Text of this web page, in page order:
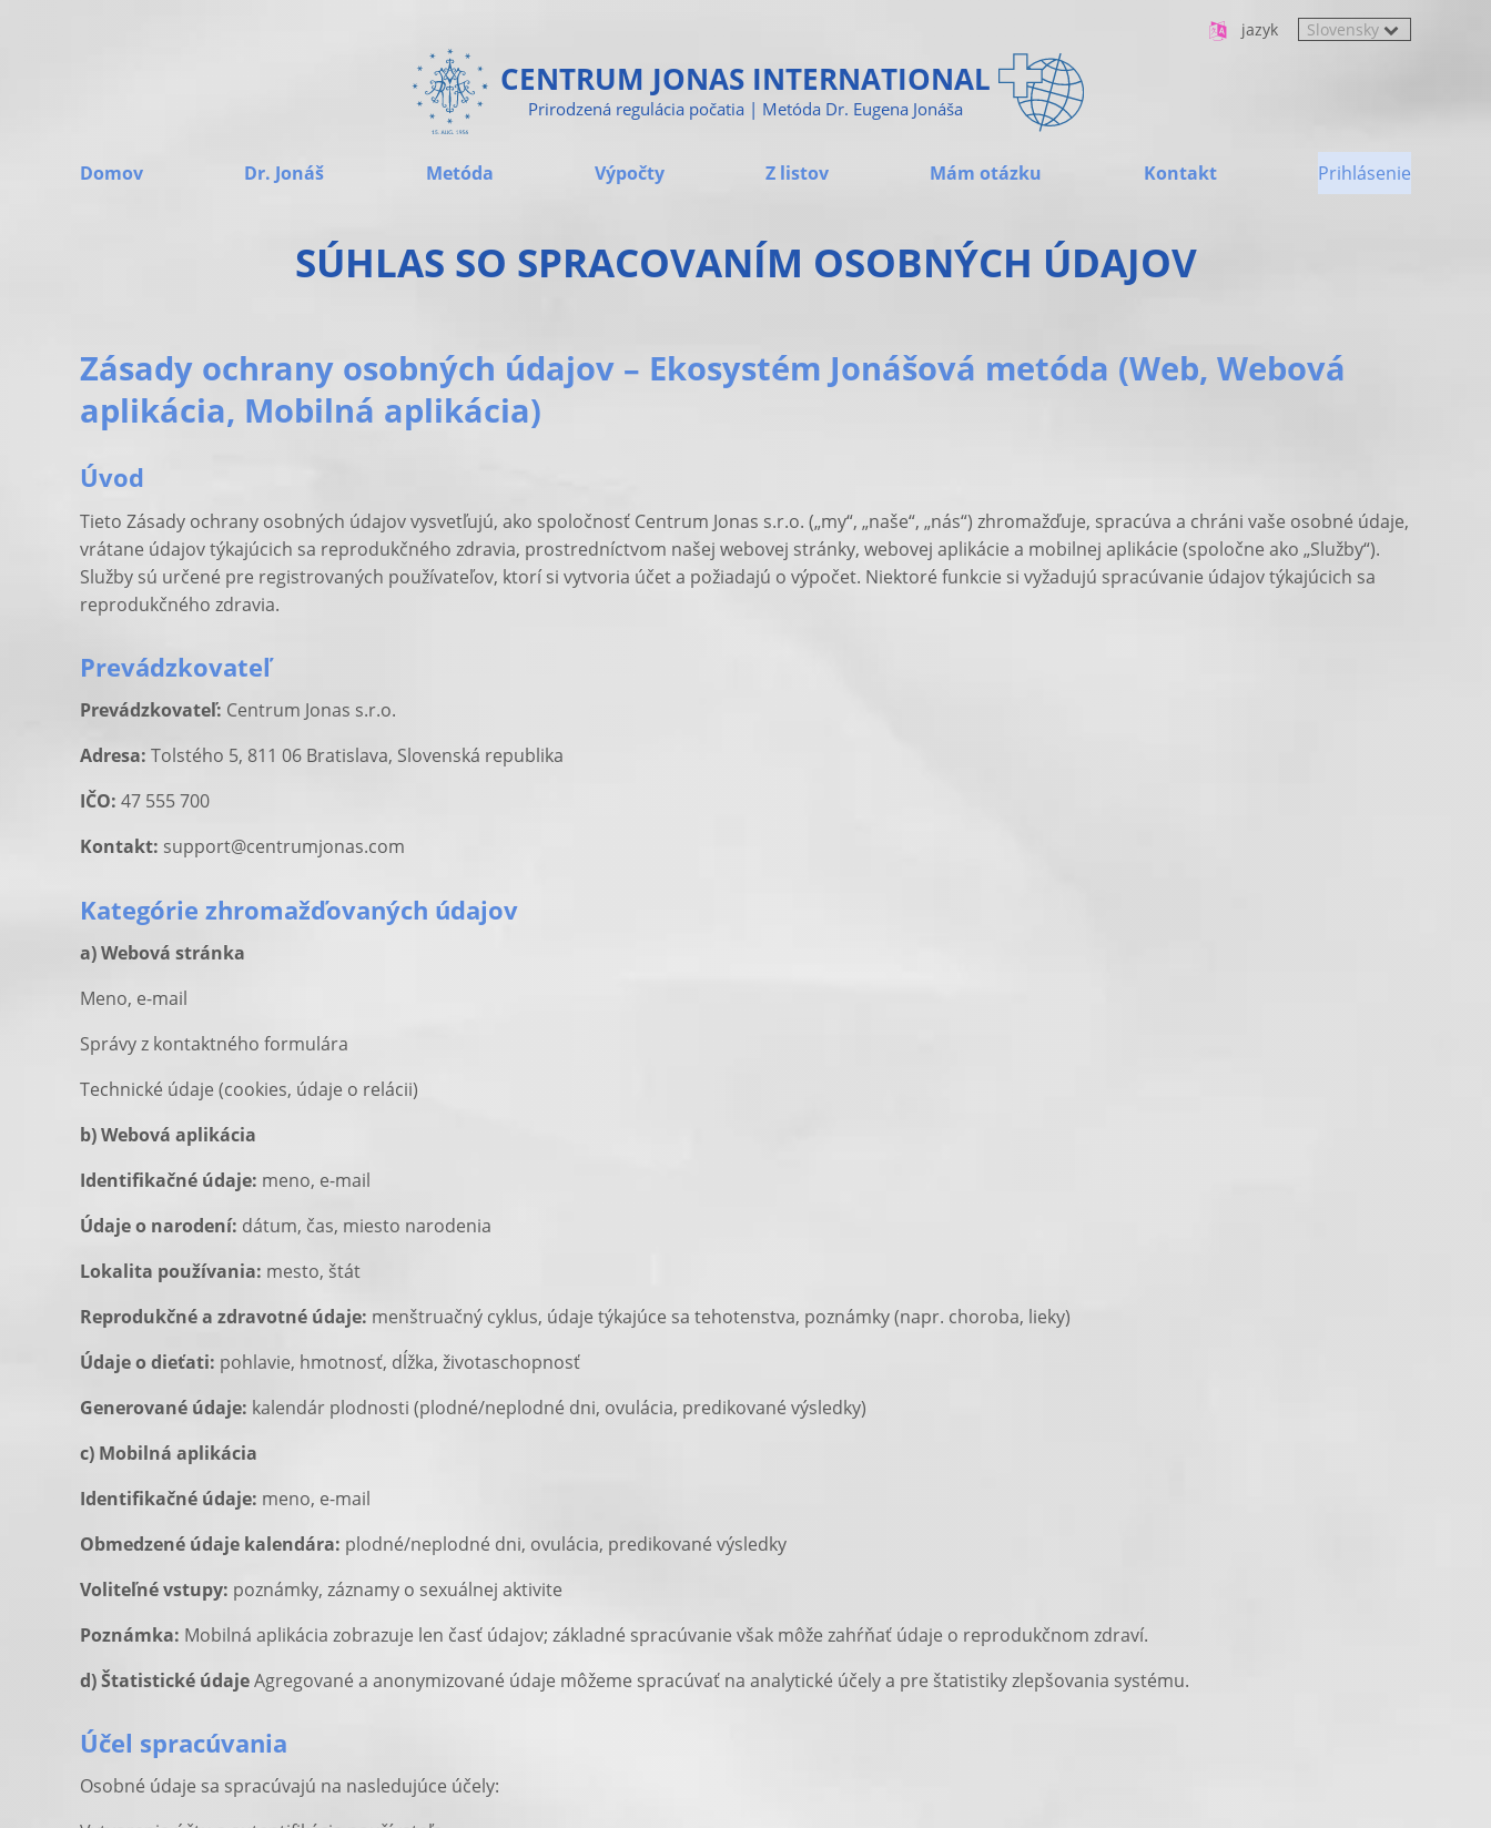
jazyk
CENTRUM JONAS INTERNATIONAL
Prirodzená regulácia počatia | Metóda Dr. Eugena Jonáša
Domov Dr. Jonáš Metóda Výpočty Z listov Mám otázku Kontakt Prihlásenie
SÚHLAS SO SPRACOVANÍM OSOBNÝCH ÚDAJOV
Zásady ochrany osobných údajov – Ekosystém Jonášová metóda (Web, Webová
aplikácia, Mobilná aplikácia)
Úvod
Tieto Zásady ochrany osobných údajov vysvetľujú, ako spoločnosť Centrum Jonas s.r.o. („my“, „naše“, „nás“) zhromažďuje, spracúva a chráni vaše osobné údaje,
vrátane údajov týkajúcich sa reprodukčného zdravia, prostredníctvom našej webovej stránky, webovej aplikácie a mobilnej aplikácie (spoločne ako „Služby“).
Služby sú určené pre registrovaných používateľov, ktorí si vytvoria účet a požiadajú o výpočet. Niektoré funkcie si vyžadujú spracúvanie údajov týkajúcich sa
reprodukčného zdravia.
Prevádzkovateľ
Prevádzkovateľ: Centrum Jonas s.r.o.
Adresa: Tolstého 5, 811 06 Bratislava, Slovenská republika
IČO: 47 555 700
Kontakt: support@centrumjonas.com
Kategórie zhromažďovaných údajov
a) Webová stránka
Meno, e-mail
Správy z kontaktného formulára
Technické údaje (cookies, údaje o relácii)
b) Webová aplikácia
Identifikačné údaje: meno, e-mail
Údaje o narodení: dátum, čas, miesto narodenia
Lokalita používania: mesto, štát
Reprodukčné a zdravotné údaje: menštruačný cyklus, údaje týkajúce sa tehotenstva, poznámky (napr. choroba, lieky)
Údaje o dieťati: pohlavie, hmotnosť, dĺžka, životaschopnosť
Generované údaje: kalendár plodnosti (plodné/neplodné dni, ovulácia, predikované výsledky)
c) Mobilná aplikácia
Identifikačné údaje: meno, e-mail
Obmedzené údaje kalendára: plodné/neplodné dni, ovulácia, predikované výsledky
Voliteľné vstupy: poznámky, záznamy o sexuálnej aktivite
Poznámka: Mobilná aplikácia zobrazuje len časť údajov; základné spracúvanie však môže zahŕňať údaje o reprodukčnom zdraví.
d) Štatistické údajeAgregované a anonymizované údaje môžeme spracúvať na analytické účely a pre štatistiky zlepšovania systému.
Účel spracúvania
Osobné údaje sa spracúvajú na nasledujúce účely: